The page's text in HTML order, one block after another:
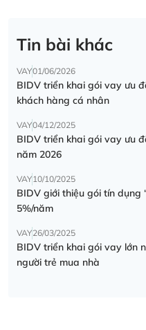
Tin bài khác
VAY01/06/2026
BIDV triển khai gói vay ưu
khách hàng cá nhân
VAY04/12/2025
BIDV triển khai gói vay ưu
năm 2026
VAY10/10/2025
BIDV giới thiệu gói tín dụng
5%/năm
VAY26/03/2025
BIDV triển khai gói vay lớn
người trẻ mua nhà